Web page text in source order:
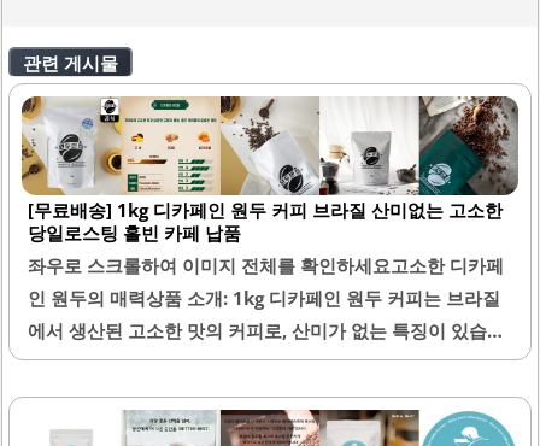
관련 게시물
[무료배송] 1kg 디카페인 원두 커피 브라질 산미없는 고소한
당일로스팅 홀빈 카페 납품
좌우로 스크롤하여 이미지 전체를 확인하세요고소한 디카페
인 원두의 매력상품 소개: 1kg 디카페인 원두 커피는 브라질
에서 생산된 고소한 맛의 커피로, 산미가 없는 특징이 있습니
다. 이 원두는 당일 로스팅되어 신선함이 뛰어나며, 커피 애호
가들에게 최적의 선택이 될 수 있습니다. 원두의 로스팅 상태
는 균일하며 윤기가 흐르는 모습이 인상적입니다.디카페인